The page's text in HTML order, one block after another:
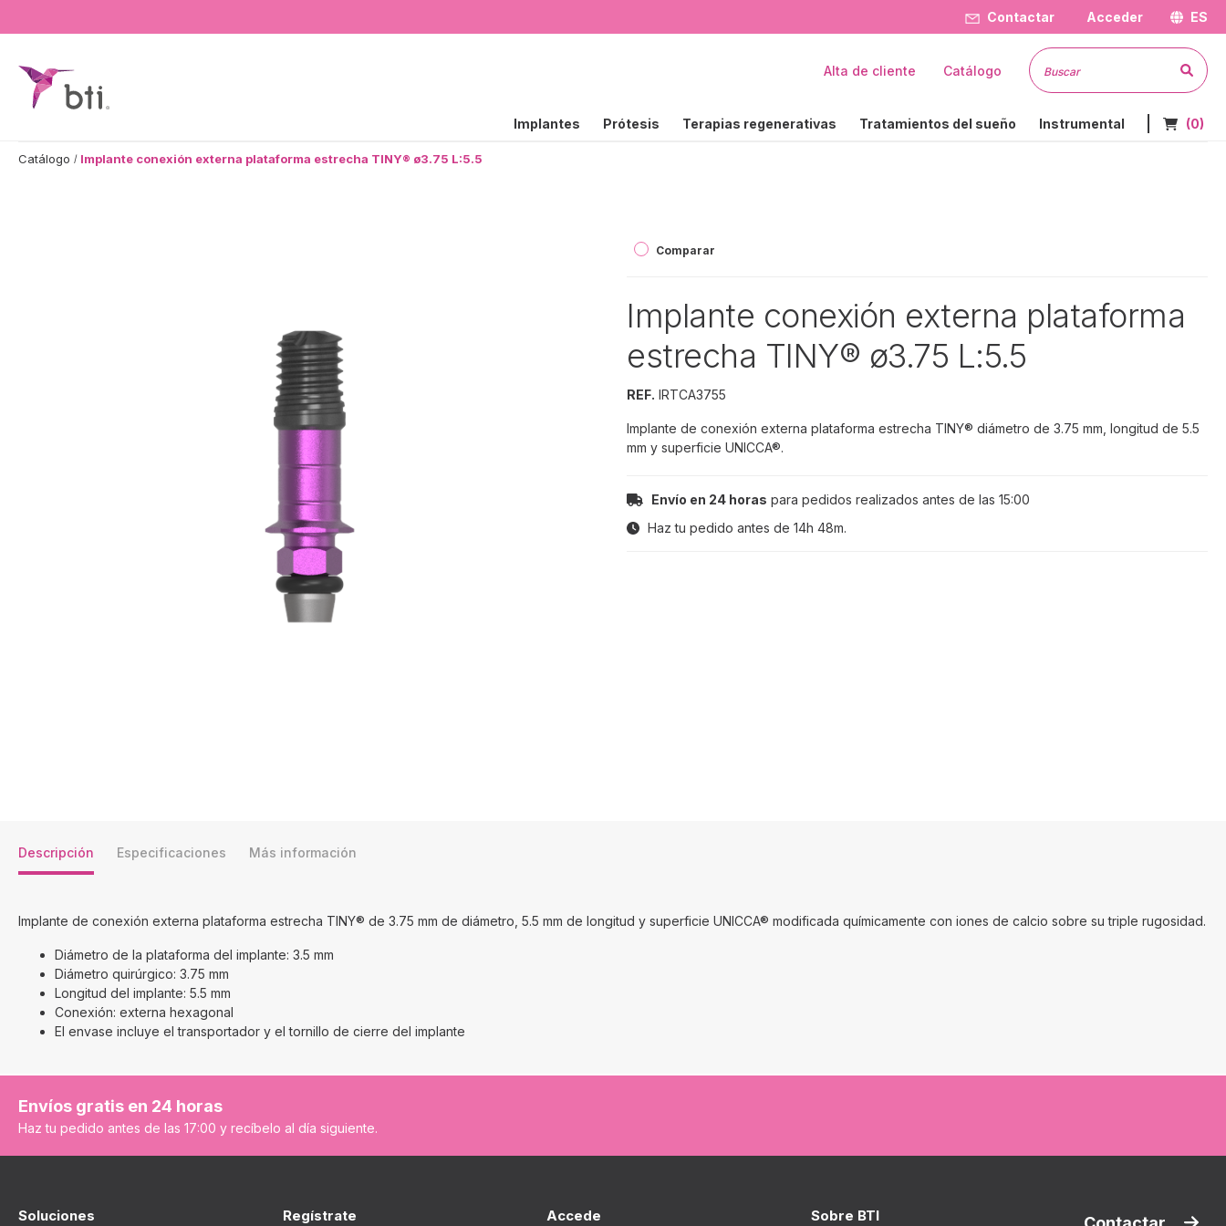
Contactar Acceder ES
BTI - Human Tecnology
Implantes Prótesis Terapias regenerativas Tratamientos del sueño Instrumental Nº de
(0)
Alta de cliente Catálogo
Catálogo Implante conexión externa plataforma estrecha TINY® ø3.75 L:5.5
Comparar
Implante conexión externa plataforma
estrecha TINY® ø3.75 L:5.5
REF. IRTCA3755
Implante de conexión externa plataforma estrecha TINY® diámetro de 3.75 mm, longitud de 5.5
mm y superficie UNICCA®.
Envío en 24 horas para pedidos realizados antes de las 15:00
Haz tu pedido antes de 14h 48m.
Descripción Especificaciones Más información
Implante de conexión externa plataforma estrecha TINY® de 3.75 mm de diámetro, 5.5 mm de longitud y superficie UNICCA® modificada químicamente con iones de calcio sobre su triple rugosidad.
Diámetro de la plataforma del implante: 3.5 mm
Diámetro quirúrgico: 3.75 mm
Longitud del implante: 5.5 mm
Conexión: externa hexagonal
El envase incluye el transportador y el tornillo de cierre del implante
Envíos gratis en 24 horas
Haz tu pedido antes de las 17:00 y recíbelo al día siguiente.
Soluciones Regístrate Accede Sobre BTI